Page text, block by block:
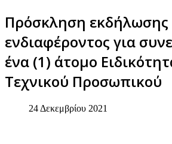
Πρόσκληση εκδήλωσης
ενδιαφέροντος για
ένα (1) άτομο
Τεχνικού Προσωπικού
24 Δεκεμβρίου 2021